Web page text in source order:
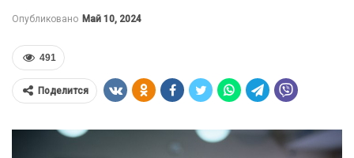
Опубликовано Май 10, 2024
491
Поделится